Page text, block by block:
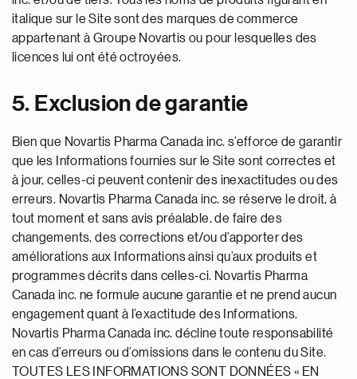
italique sur le Site sont des marques de commerce
appartenant à Groupe Novartis ou pour lesquelles des
licences lui ont été octroyées.
5. Exclusion de garantie
Bien que Novartis Pharma Canada inc. s’efforce de garantir
que les Informations fournies sur le Site sont correctes et
à jour, celles-ci peuvent contenir des inexactitudes ou des
erreurs. Novartis Pharma Canada inc. se réserve le droit, à
tout moment et sans avis préalable, de faire des
changements, des corrections et/ou d’apporter des
améliorations aux Informations ainsi qu’aux produits et
programmes décrits dans celles-ci. Novartis Pharma
Canada inc. ne formule aucune garantie et ne prend aucun
engagement quant à l’exactitude des Informations.
Novartis Pharma Canada inc. décline toute responsabilité
en cas d’erreurs ou d’omissions dans le contenu du Site.
TOUTES LES INFORMATIONS SONT DONNÉES « EN